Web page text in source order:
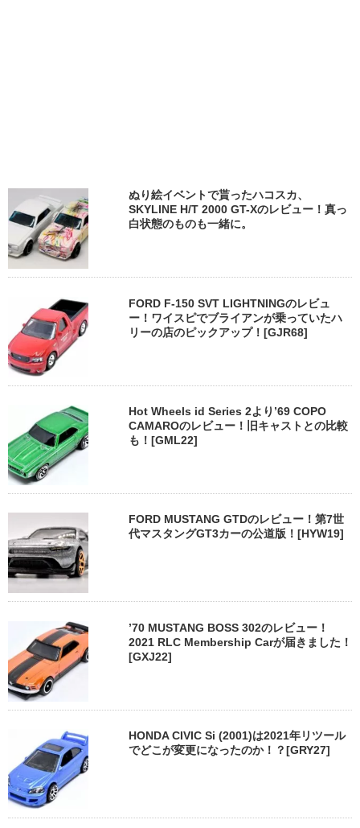
ぬり絵イベントで貰ったハコスカ、
SKYLINE H/T 2000 GT-Xのレビュー！真っ
白状態のものも一緒に。
FORD F-150 SVT LIGHTNINGのレビュ
ー！ワイスピでブライアンが乗っていたハ
リーの店のピックアップ！[GJR68]
Hot Wheels id Series 2より’69 COPO
CAMAROのレビュー！旧キャストとの比較
も！[GML22]
FORD MUSTANG GTDのレビュー！第7世
代マスタングGT3カーの公道版！[HYW19]
’70 MUSTANG BOSS 302のレビュー！
2021 RLC Membership Carが届きました！
[GXJ22]
HONDA CIVIC Si (2001)は2021年リツール
でどこが変更になったのか！？[GRY27]